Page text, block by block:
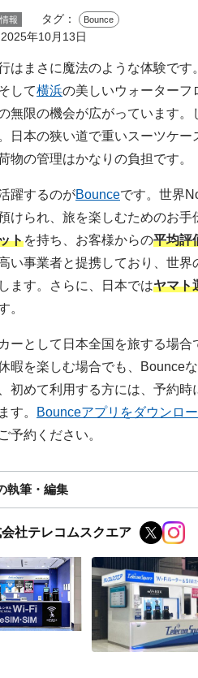
報 タグ： Bounce
2025年10月13日
はまさに魔法のような体験です
して横浜の美しいウォーターフ
無限の機会が広がっています
日本の狭い道で重いスーツケ
物の管理はかなりの負担です。
躍するのがBounceです。世界
けられ、旅を楽しむためのお
トを持ち、お客様からの平均評
い事業者と提携しており、世
ます。さらに、日本ではヤマト
。
ーとして日本全国を旅する場合
暇を楽しむ場合でも、Bounce
初めて利用する方には、予約時
す。
Bounceアプリをダウンロ
予約ください。
執筆・編集
社テレコムスクエア